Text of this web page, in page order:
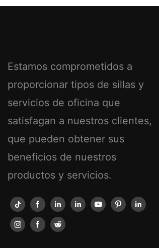
Estamos comprometidos a
proporcionar tipos de sillas y
servicios de oficina que
satisfagan a nuestros clientes,
que pueden obtener sus
beneficios de nuestros
productos y servicios.